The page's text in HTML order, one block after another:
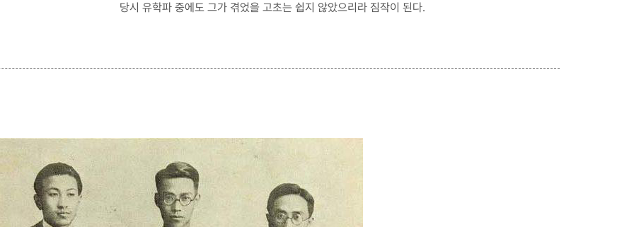
당시 유학파 중에도 그가 겪었을 고초는 쉽지 않았으리라 짐작이 된다.